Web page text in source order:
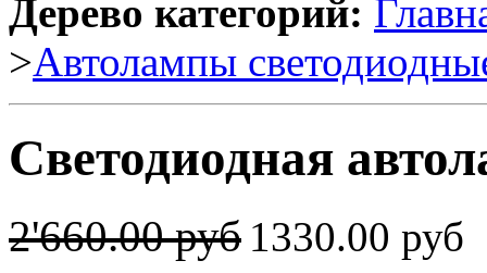
Дерево категорий:
>Автолампы
Светодиодная
2'660.00 руб 1330.00 руб